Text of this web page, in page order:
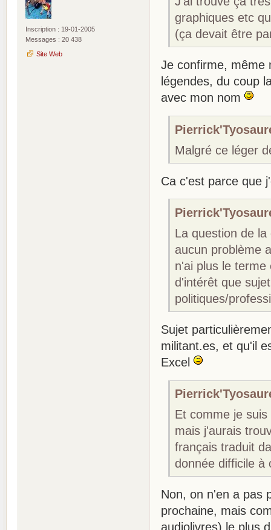
Inscription : 19-01-2005
Messages : 20 438
Site Web
graphiques etc
(ça devait être
Je confirme, même
légendes, du coup
avec mon nom
Malgré ce léger
Ca c'est parce que
La question de
aucun problème
n'ai plus le
d'intérêt que
politiques/
Sujet
militant.es, et qu'il
Excel
Et comme je
mais j'aurais
français traduit
donnée difficile à
Non, on n'en a pas
prochaine, mais
audiolivres) le plus